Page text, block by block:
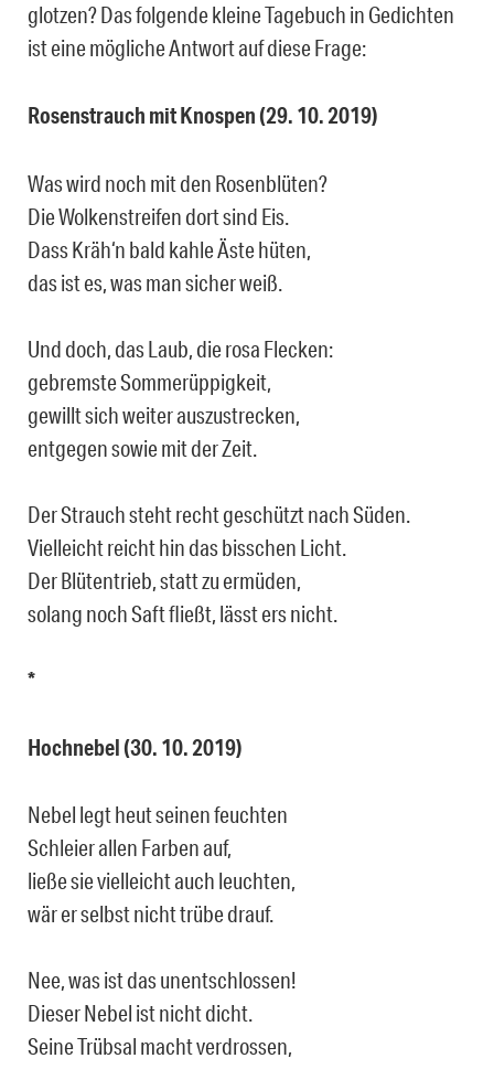
glotzen? Das folgende kleine Tagebuch in Gedichten
ist eine mögliche Antwort auf diese Frage:
Rosenstrauch mit Knospen (29. 10. 2019)
Was wird noch mit den Rosenblüten?
Die Wolkenstreifen dort sind Eis.
Dass Kräh‘n bald kahle Äste hüten,
das ist es, was man sicher weiß.
Und doch, das Laub, die rosa Flecken:
gebremste Sommerüppigkeit,
gewillt sich weiter auszustrecken,
entgegen sowie mit der Zeit.
Der Strauch steht recht geschützt nach Süden.
Vielleicht reicht hin das bisschen Licht.
Der Blütentrieb, statt zu ermüden,
solang noch Saft fließt, lässt ers nicht.
*
Hochnebel (30. 10. 2019)
Nebel legt heut seinen feuchten
Schleier allen Farben auf,
ließe sie vielleicht auch leuchten,
wär er selbst nicht trübe drauf.
Nee, was ist das unentschlossen!
Dieser Nebel ist nicht dicht.
Seine Trübsal macht verdrossen,